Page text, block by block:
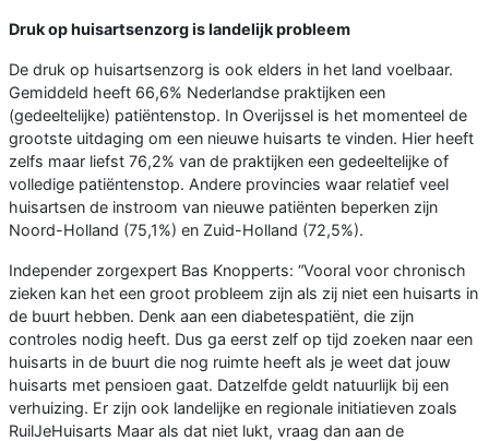
Druk op huisartsenzorg is landelijk probleem
De druk op huisartsenzorg is ook elders in het land voelbaar.
Gemiddeld heeft 66,6% Nederlandse praktijken een
(gedeeltelijke) patiëntenstop. In Overijssel is het momenteel de
grootste uitdaging om een nieuwe huisarts te vinden. Hier heeft
zelfs maar liefst 76,2% van de praktijken een gedeeltelijke of
volledige patiëntenstop. Andere provincies waar relatief veel
huisartsen de instroom van nieuwe patiënten beperken zijn
Noord-Holland (75,1%) en Zuid-Holland (72,5%).
Independer zorgexpert Bas Knopperts: “Vooral voor chronisch
zieken kan het een groot probleem zijn als zij niet een huisarts in
de buurt hebben. Denk aan een diabetespatiënt, die zijn
controles nodig heeft. Dus ga eerst zelf op tijd zoeken naar een
huisarts in de buurt die nog ruimte heeft als je weet dat jouw
huisarts met pensioen gaat. Datzelfde geldt natuurlijk bij een
verhuizing. Er zijn ook landelijke en regionale initiatieven zoals
RuilJeHuisarts Maar als dat niet lukt, vraag dan aan de